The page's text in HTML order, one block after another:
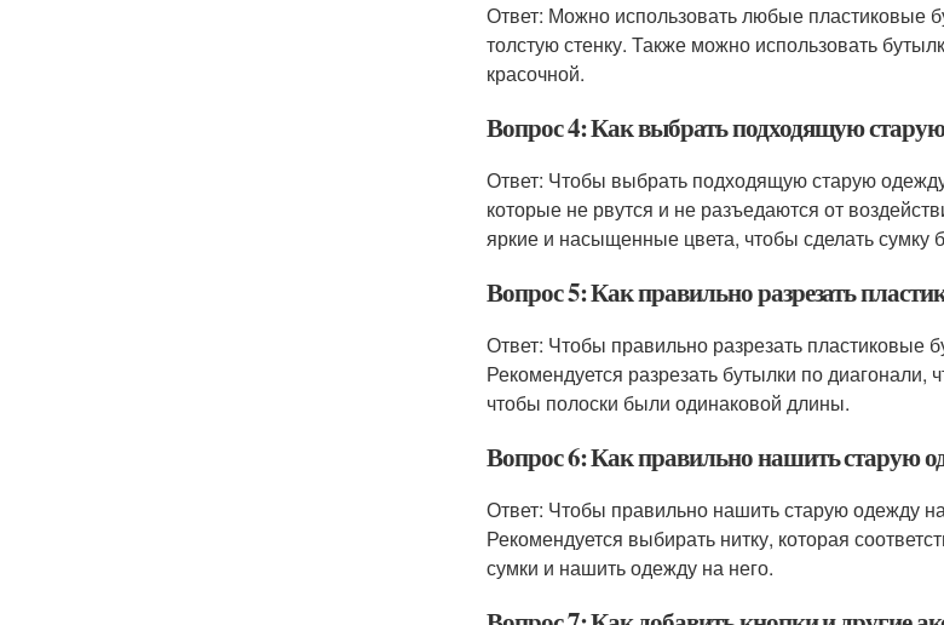
Ответ: Можно использовать любые пластиковые
толстую стенку. Также можно использовать
красочной.
Вопрос 4: Как выбрать подходящую
Ответ: Чтобы выбрать подходящую старую
которые не рвутся и не разъедаются от
яркие и насыщенные цвета, чтобы сделать сумку
Вопрос 5: Как правильно разрезать
Ответ: Чтобы правильно разрезать пластиковые
Рекомендуется разрезать бутылки по
чтобы полоски были одинаковой длины.
Вопрос 6: Как правильно нашить старую
Ответ: Чтобы правильно нашить старую одежду
Рекомендуется выбирать нитку, которая
сумки и нашить одежду на него.